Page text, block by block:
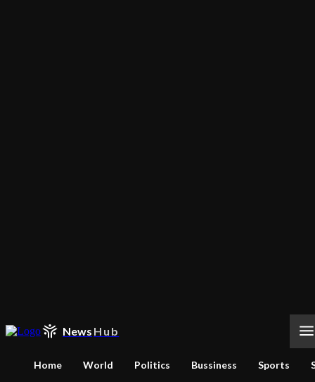
News Hub
Home World Politics Bussiness Sports